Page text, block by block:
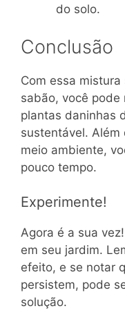
do solo.
Conclusão
Com essa
sabão, você pode
plantas daninhas
sustentável.
meio ambiente,
pouco tempo.
Experimente!
Agora é a sua
em seu jardim.
efeito, e se notar
persistem, pode
solução.